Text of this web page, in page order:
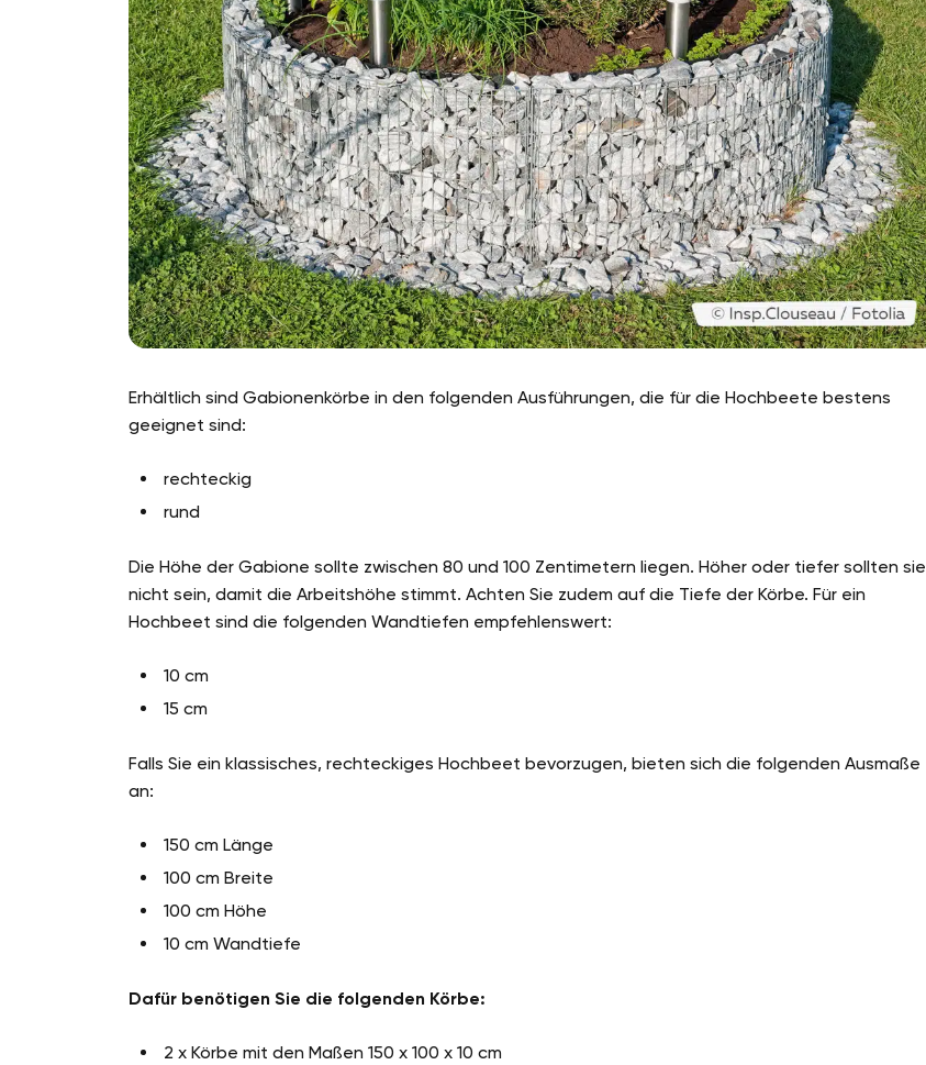
Erhältlich sind Gabionenkörbe in den folgenden Ausführungen, die für die Hochbeete bestens
geeignet sind:
rechteckig
rund
Die Höhe der Gabione sollte zwischen 80 und 100 Zentimetern liegen. Höher oder tiefer sollten sie
nicht sein, damit die Arbeitshöhe stimmt. Achten Sie zudem auf die Tiefe der Körbe. Für ein
Hochbeet sind die folgenden Wandtiefen empfehlenswert:
10 cm
15 cm
Falls Sie ein klassisches, rechteckiges Hochbeet bevorzugen, bieten sich die folgenden Ausmaße
an:
150 cm Länge
100 cm Breite
100 cm Höhe
10 cm Wandtiefe
Dafür benötigen Sie die folgenden Körbe:
2 x Körbe mit den Maßen 150 x 100 x 10 cm